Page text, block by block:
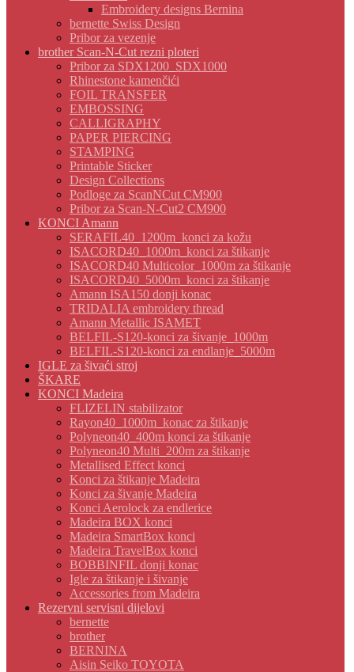
Embroidery designs Bernina
bernette Swiss Design
Pribor za vezenje
brother Scan-N-Cut rezni ploteri
Pribor za SDX1200_SDX1000
Rhinestone kamenčići
FOIL TRANSFER
EMBOSSING
CALLIGRAPHY
PAPER PIERCING
STAMPING
Printable Sticker
Design Collections
Podloge za ScanNCut CM900
Pribor za Scan-N-Cut2 CM900
KONCI Amann
SERAFIL40_1200m_konci za kožu
ISACORD40_1000m_konci za štikanje
ISACORD40 Multicolor_1000m za štikanje
ISACORD40_5000m_konci za štikanje
Amann ISA150 donji konac
TRIDALIA embroidery thread
Amann Metallic ISAMET
BELFIL-S120-konci za šivanje_1000m
BELFIL-S120-konci za endlanje_5000m
IGLE za šivaći stroj
ŠKARE
KONCI Madeira
FLIZELIN stabilizator
Rayon40_1000m_konac za štikanje
Polyneon40_400m konci za štikanje
Polyneon40 Multi_200m za štikanje
Metallised Effect konci
Konci za štikanje Madeira
Konci za šivanje Madeira
Konci Aerolock za endlerice
Madeira BOX konci
Madeira SmartBox konci
Madeira TravelBox konci
BOBBINFIL donji konac
Igle za štikanje i šivanje
Accessories from Madeira
Rezervni servisni dijelovi
bernette
brother
BERNINA
Aisin Seiko TOYOTA